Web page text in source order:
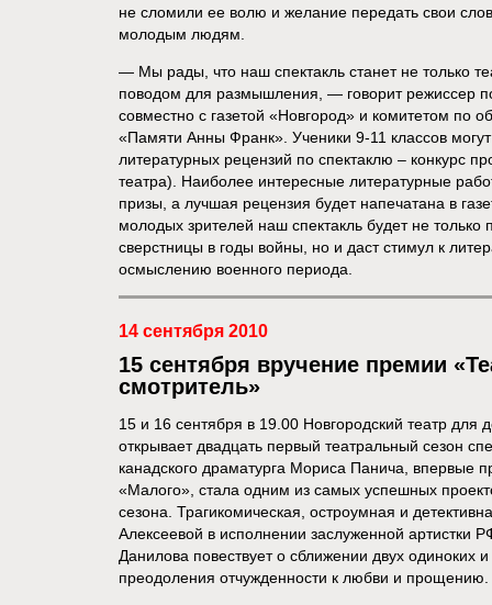
не сломили ее волю и желание передать свои
молодым людям.
— Мы рады, что наш спектакль станет не только
поводом для размышления, — говорит режиссер
совместно с газетой «Новгород» и комитетом по
«Памяти Анны Франк». Ученики 9-11 классов могут
литературных рецензий по спектаклю – конкурс
театра). Наиболее интересные литературные
призы, а лучшая рецензия будет напечатана в
молодых зрителей наш спектакль будет не только
сверстницы в годы войны, но и даст стимул к
осмыслению военного периода.
14 сентября 2010
15 сентября вручение премии
смотритель»
15 и 16 сентября в 19.00 Новгородский театр
открывает двадцать первый театральный сезон
канадского драматурга Мориса Панича, впервые
«Малого», стала одним из самых успешных
сезона. Трагикомическая, остроумная и
Алексеевой в исполнении заслуженной артистки
Данилова повествует о сближении двух одиноких
преодоления отчужденности к любви и прощению.